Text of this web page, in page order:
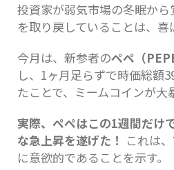
投資家が弱気市場の冬眠か
を取り戻していることは、喜
今月は、新参者のペペ（
し、1ヶ月足らずで時価総額
たことで、ミームコインが大
実際、ペペはこの1週間だけ
な急上昇を遂げた！ これは
に意欲的であることを示す。